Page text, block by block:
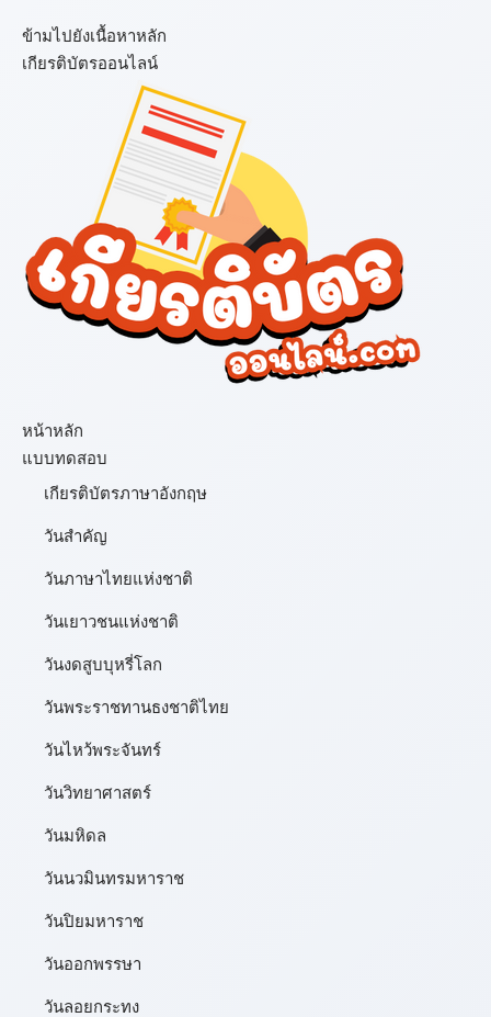
ข้ามไปยังเนื้อหาหลัก
เกียรติบัตรออนไลน์
หน้าหลัก
แบบทดสอบ
เกียรติบัตรภาษาอังกฤษ
วันสำคัญ
วันภาษาไทยแห่งชาติ
วันเยาวชนแห่งชาติ
วันงดสูบบุหรี่โลก
วันพระราชทานธงชาติไทย
วันไหว้พระจันทร์​
วันวิทยาศาสตร์
วันมหิดล
วันนวมินทรมหาราช
วันปิยมหาราช
วันออกพรรษา
วันลอยกระทง